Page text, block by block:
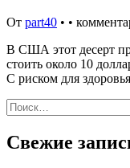
От part40 • •
В США этот десерт
стоить около 10
С риском для
Найти:
Свежие